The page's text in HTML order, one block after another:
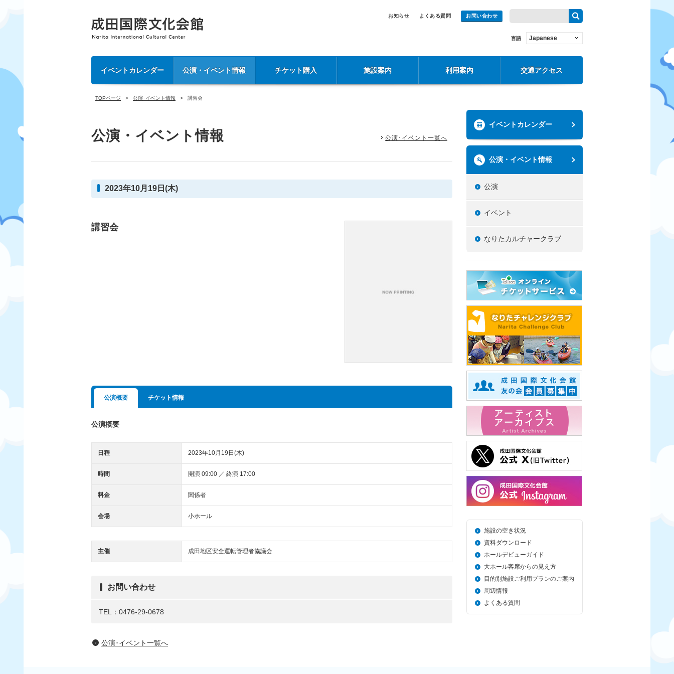
お知らせ よくある質問 お問い合わせ
言語 Japanese
イベントカレンダー 公演・イベント情報 チケット購入 施設案内 利用案内 交通アクセス
TOPページ 公演･イベント情報 講習会
公演・イベント情報 公演･イベント一覧へ
2023年10月19日(木)
講習会
公演概要 チケット情報
公演概要
日程 2023年10月19日(木)
時間 開演 09:00 ／ 終演 17:00
料金 関係者
会場 小ホール
主催 成田地区安全運転管理者協議会
お問い合わせ
TEL：0476-29-0678
公演･イベント一覧へ
イベントカレンダー
公演・イベント情報
公演
イベント
なりたカルチャークラブ
施設の空き状況
資料ダウンロード
ホールデビューガイド
大ホール客席からの見え方
目的別施設ご利用プランのご案内
周辺情報
よくある質問